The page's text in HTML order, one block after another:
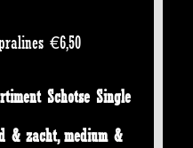
€6,50
Schotse Single
& zacht, medium &